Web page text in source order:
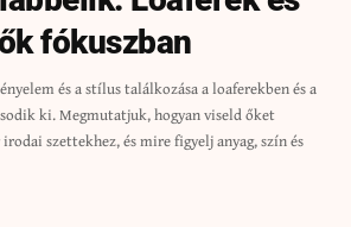
fókuszban
és a stílus találkozása a loaferekben és a
ki. Megmutatjuk, hogyan viseld őket
irodai szettekhez, és mire figyelj anyag, szín és